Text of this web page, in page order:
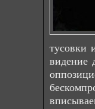
тусовки
видение